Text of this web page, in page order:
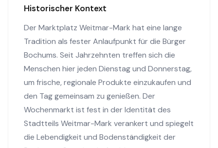
Historischer Kontext
Der Marktplatz Weitmar-Mark hat eine lange
Tradition als fester Anlaufpunkt für die Bürger
Bochums. Seit Jahrzehnten treffen sich die
Menschen hier jeden Dienstag und Donnerstag,
um frische, regionale Produkte einzukaufen und
den Tag gemeinsam zu genießen. Der
Wochenmarkt ist fest in der Identität des
Stadtteils Weitmar-Mark verankert und spiegelt
die Lebendigkeit und Bodenständigkeit der